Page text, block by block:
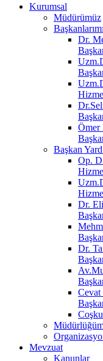
Kurumsal
Müdürümüz
Dr.
Ömer
Başkan
Op.
Dr.
Dr.
Mevzuat
Kanunlar